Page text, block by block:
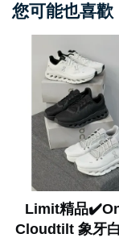
您可能也喜歡
Limit精品
Cloudtilt 象牙